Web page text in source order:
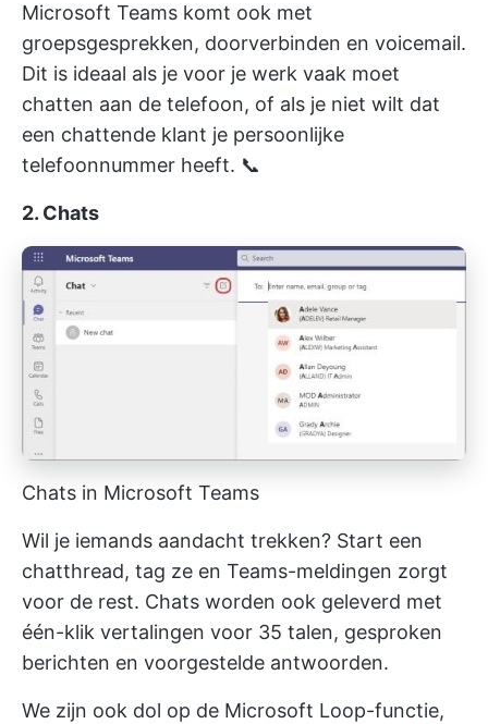
Microsoft Teams komt ook met
groepsgesprekken, doorverbinden en voicemail.
Dit is ideaal als je voor je werk vaak moet
chatten aan de telefoon, of als je niet wilt dat
een chattende klant je persoonlijke
telefoonnummer heeft. 📞
2. Chats
Chats in Microsoft Teams
Wil je iemands aandacht trekken? Start een
chatthread, tag ze en Teams-meldingen zorgt
voor de rest. Chats worden ook geleverd met
één-klik vertalingen voor 35 talen, gesproken
berichten en voorgestelde antwoorden.
We zijn ook dol op de Microsoft Loop-functie,